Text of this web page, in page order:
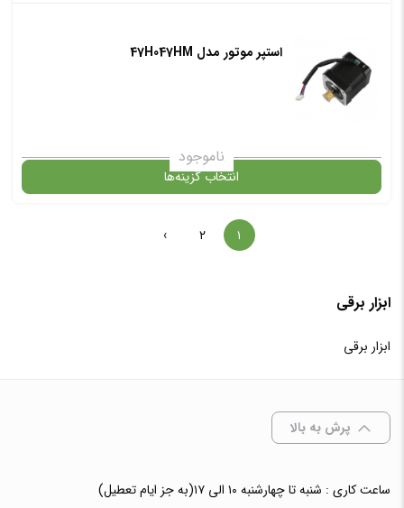
گارانتی
✧ چت با پشتیبان واتس آپ
استپر موتور مدل 47H047HM
ناموجود
انتخاب گزینه‌ها
در حال حاضر این محصول در انبار موجود نیست و در دسترس نمی باشد.
✧ چت با پشتیبان واتس آپ
۱ ۲ ›
ابزار برقی
ابزار برقی
پرش به بالا
ساعت کاری : شنبه تا چهارشنبه ۱۰ الی ۱۷(به جز ایام تعطیل)